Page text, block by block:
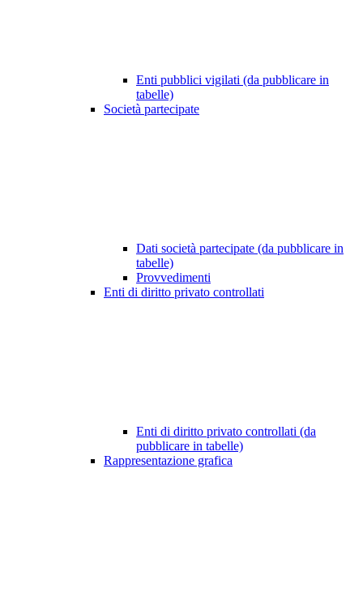
Enti pubblici vigilati (da pubblicare in
tabelle)
Società partecipate
Dati società partecipate (da pubblicare in
tabelle)
Provvedimenti
Enti di diritto privato controllati
Enti di diritto privato controllati (da
pubblicare in tabelle)
Rappresentazione grafica